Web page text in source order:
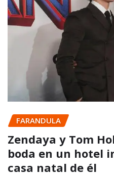
FARANDULA
Zendaya y Tom
boda en un hotel
casa natal de él